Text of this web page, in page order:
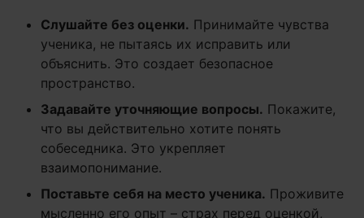
Слушайте без оценки. Принимайте чувства
ученика, не пытаясь их исправить или
объяснить. Это создает безопасное
пространство.
Задавайте уточняющие вопросы. Покажите,
что вы действительно хотите понять
собеседника. Это укрепляет
взаимопонимание.
Поставьте себя на место ученика. Проживите
мысленно его опыт – страх перед оценкой,